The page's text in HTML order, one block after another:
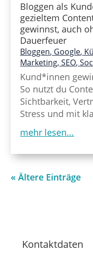
Bloggen als
gezieltem
gewinnst, auch
Dauerfeuer
Bloggen, Google,
Marketing,SEO,
Kund*innen
So nutzt du
Sichtbarkeit,
Stress und mit
mehr lesen...
« Ältere Einträge
Kontaktdaten